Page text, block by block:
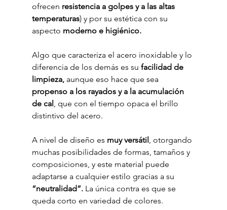
ofrecen resistencia a golpes y a las altas
temperaturas) y por su estética con su
aspecto moderno e higiénico.
Algo que caracteriza el acero inoxidable y lo
diferencia de los demás es su facilidad de
limpieza, aunque eso hace que sea
propenso a los rayados y a la acumulación
de cal, que con el tiempo opaca el brillo
distintivo del acero.
A nivel de diseño es muy versátil, otorgando
muchas posibilidades de formas, tamaños y
composiciones, y este material puede
adaptarse a cualquier estilo gracias a su
“neutralidad”. La única contra es que se
queda corto en variedad de colores.